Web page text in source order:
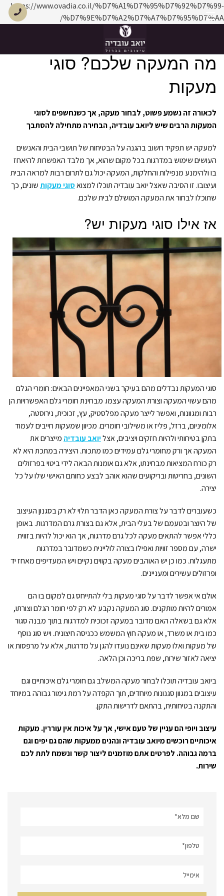
https://www.ovadia.co.il/%D7%A1%D7%95%D7%92%D7%99-
%D7%9E%D7%A2%D7%A7%D7%95%D7%AA/
בית
קטלוג
מעקות ברזל
מדרגות ברזל
פרגולות מתכת
גלריה
פרויקטים
בית מאמרים מה המעקה שלכם? סוגי מעקות
מה המעקה שלכם? סוגי
מעקות
לכאורה זה נשמע פשוט, לבחור מעקה, אך כשנחשפים לסוגי
המעקות הרבים שיש ליואב עובדיה, הבחירה מתחילה להסתבך
למעקה יש תפקיד חשוב בהגנה על הבטיחות של תושבי הבית והאנשים
העושים שימוש במדרגות בכל מקום שהוא, אך מלבד האפשרות להיאחז
בו ולהימנע מנפילות והחלקות, המעקה יכול גם לתרום רבות למראה הבית
ועיצובו. זו הסיבה שאצל יואב עובדיה תוכלו למצואסוגי מעקותשונים, כך
שתוכלו לבחור את המעקה המושלם לבית שלכם.
אז אילו סוגי מעקות יש?
סוגי המעקות נבדלים מהם בעיקר בשני המאפיינים הבאים: חומרי הגלם
מהם עשוי המעקה וצורת המעקה עצמו. מבחינת חומרי גלם האפשרויות הן
רבות ומגוונות, ואפשר לייצר מעקה מפלסטיק, עץ, זכוכית, נירוסטה,
אלומיניום, ברזל, פליז או משילובי חומרים. מכיוון שמעקות חייבים לעמוד
בתקן בטיחותי ולהיות חזקים ויציבים, אצליואב עובדיה מייצרים את
המעקה אך ורק מחומרי גלם עמידים כמו מתכות. היצירה במתכת היא לא
רק כורח המציאות מבחינתו, אלא גם אומנות הבאה לידי ביטוי בפרזולים
השונים, בחריטות ובריקועים שהוא אוהב לבצע כחותם האישי שלו על כל
יצירה.
כשעוברים לדבר על צורת המעקה כאן הדבר תלוי לא רק בסגנון העיצוב
של היוצר ובטעמם של בעלי הבית, אלא גם בצורת גרם המדרגות. באופן
כללי אפשר להתאים מעקה לכל גרם מדרגות, אך הוא יכול להיות בזווית
ישרה, עם מספר זוויות ואפילו בצורה לוליינית כשמדובר במדרגות
מתעגלות. כמו כן יש האוהבים מעקה בקווים נקיים ויש המעדיפים מאחז יד
ופרזולים עשירים ומעניינים.
אולם אי אפשר לדבר על סוגי מעקות בלי להתייחס גם למקום בו הם
אמורים להיות מותקנים. סוג המעקה נקבע לא רק לפי חומר הגלם וצורתו,
אלא גם בשאלה האם מדובר במעקה זכוכית למדרגות בתוך מבנה סגור
כמו בית או משרד, או מעקה חוץ המשמש ככניסה חיצונית. ויש סוג נוסף
של מעקות ואלו מעקות שאינם נועדו להגן על מדרגות, אלא על מרפסות או
יציאה לאזור שירות, שפת בריכה וכן הלאה.
ביואב עובדיה תוכלו לבחור מעקה המשלב גם חומרי גלם איכותיים וגם
עיצובים במגוון סגנונות מיוחדים, תוך הקפדה על רמת גימור גבוהה במיוחד
והתקנה בטיחותית, בהתאם לדרישות התקן.
עיצוב ויופי הם עניין של טעם אישי, אך על איכות אין עוררין. מעקות
איכותיים רוכשים מיואב עובדיה ונהנים ממעקות שהם גם יפים וגם
ברמה גבוהה. לפרטים אתם מוזמנים ליצור קשר ונשמח לתת לכם
שירות.